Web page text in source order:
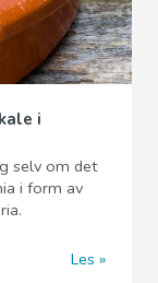
i
selv om det
i form av
Les